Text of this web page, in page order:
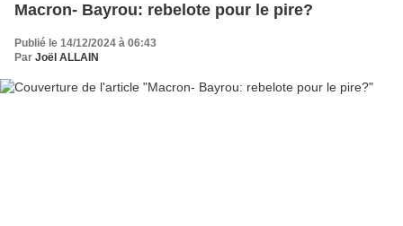
Macron- Bayrou: rebelote pour le pire?
Publié le 14/12/2024 à 06:43
Par Joël ALLAIN